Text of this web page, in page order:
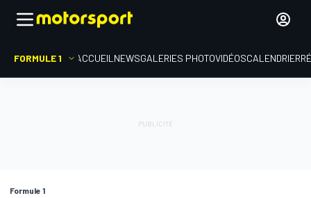
FORMULE 1 ACCUEIL NEWSGALERIES PHOTOVIDÉOSCALENDRIER
Formule 1